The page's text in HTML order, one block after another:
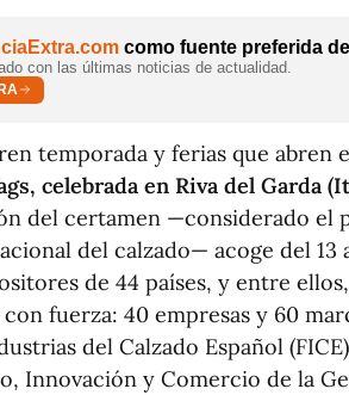
como fuente preferida
con las últimas noticias de actualidad.
temporada y ferias que abren
celebrada en Riva del Garda
del certamen —considerado el
del calzado— acoge del 13
de 44 países, y entre
fuerza: 40 empresas y 60
del Calzado Español
Innovación y Comercio de la